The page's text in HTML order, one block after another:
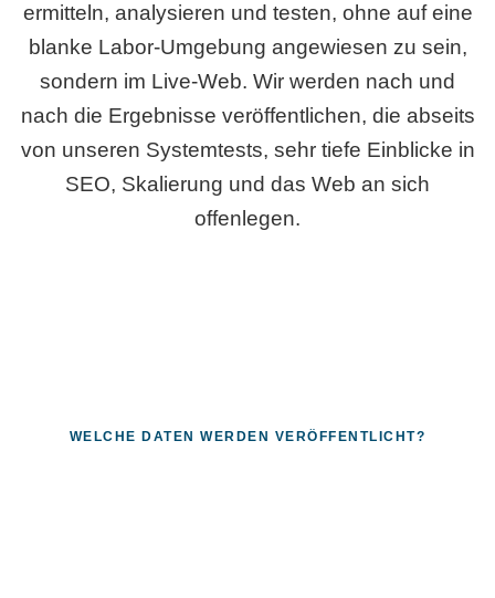
ermitteln, analysieren und testen, ohne auf eine
blanke Labor-Umgebung angewiesen zu sein,
sondern im Live-Web. Wir werden nach und
nach die Ergebnisse veröffentlichen, die abseits
von unseren Systemtests, sehr tiefe Einblicke in
SEO, Skalierung und das Web an sich
offenlegen.
WELCHE DATEN WERDEN VERÖFFENTLICHT?